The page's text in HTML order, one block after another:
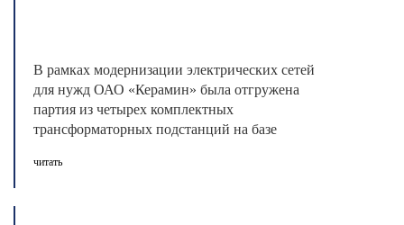
В рамках модернизации электрических сетей
для нужд ОАО «Керамин» была отгружена
партия из четырех комплектных
трансформаторных подстанций на базе
читать